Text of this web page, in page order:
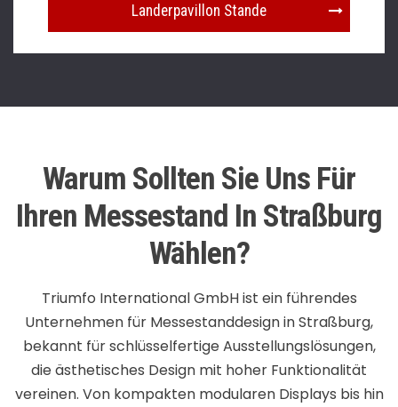
Landerpavillon Stande
Warum Sollten Sie Uns Für
Ihren Messestand In Straßburg
Wählen?
Triumfo International GmbH ist ein führendes
Unternehmen für Messestanddesign in Straßburg,
bekannt für schlüsselfertige Ausstellungslösungen,
die ästhetisches Design mit hoher Funktionalität
vereinen. Von kompakten modularen Displays bis hin